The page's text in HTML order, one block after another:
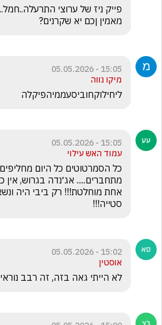
מאמין ןכם יא שקרנים?
15:05 - 05.05.2026
מיקו נווה
ליחילוקחוביסעממיהפיקלה
15:05 - 05.05.2026
עמוד האש עילוי
סטייה!!!
15:02 - 05.05.2026
אוסטין
לא הייתי גאה בזה, זה רבב נוראי